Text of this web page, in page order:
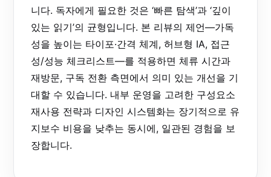
니다. 독자에게 필요한 것은 ‘빠른 탐색’과 ‘깊이
있는 읽기’의 균형입니다. 본 리뷰의 제언—가독
성을 높이는 타이포·간격 체계, 허브형 IA, 접근
성/성능 체크리스트—를 적용하면 체류 시간과
재방문, 구독 전환 측면에서 의미 있는 개선을 기
대할 수 있습니다. 내부 운영을 고려한 구성요소
재사용 전략과 디자인 시스템화는 장기적으로 유
지보수 비용을 낮추는 동시에, 일관된 경험을 보
장합니다.